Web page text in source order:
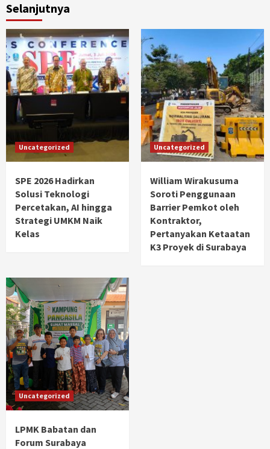
Selanjutnya
Uncategorized
SPE 2026 Hadirkan
Solusi Teknologi
Percetakan, AI hingga
Strategi UMKM Naik
Kelas
Uncategorized
William Wirakusuma
Soroti Penggunaan
Barrier Pemkot oleh
Kontraktor,
Pertanyakan Ketaatan
K3 Proyek di Surabaya
Uncategorized
LPMK Babatan dan
Forum Surabaya